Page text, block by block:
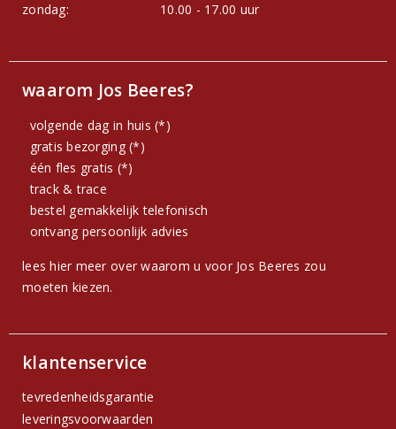
zondag:
10.00 - 17.00 uur
waarom Jos Beeres?
volgende dag in huis (*)
gratis bezorging (*)
één fles gratis (*)
track & trace
bestel gemakkelijk telefonisch
ontvang persoonlijk advies
lees hier meer over waarom u voor Jos Beeres zou
moeten kiezen.
klantenservice
tevredenheidsgarantie
leveringsvoorwaarden